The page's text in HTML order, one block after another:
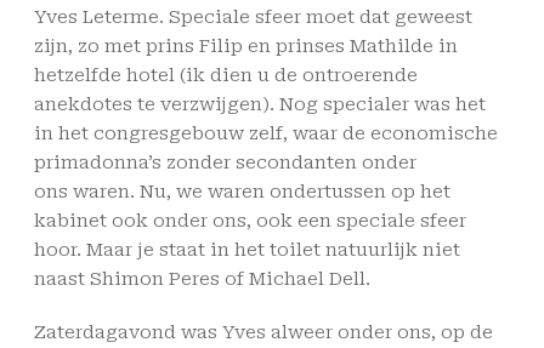
Yves Leterme. Speciale sfeer moet dat geweest
zijn, zo met prins Filip en prinses Mathilde in
hetzelfde hotel (ik dien u de ontroerende
anekdotes te verzwijgen). Nog specialer was het
in het congresgebouw zelf, waar de economische
primadonna’s zonder secondanten onder
ons waren. Nu, we waren ondertussen op het
kabinet ook onder ons, ook een speciale sfeer
hoor. Maar je staat in het toilet natuurlijk niet
naast Shimon Peres of Michael Dell.
Zaterdagavond was Yves alweer onder ons, op de